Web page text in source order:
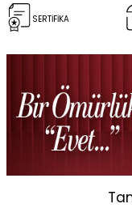
SERTİFİKA